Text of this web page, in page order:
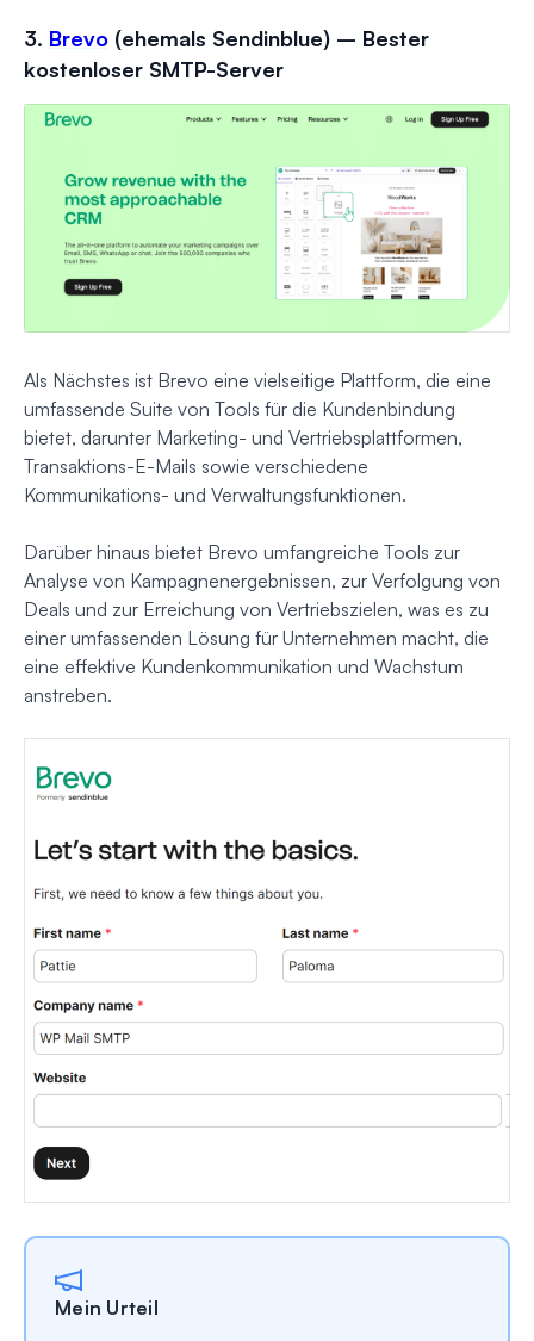
3. Brevo (ehemals Sendinblue) – Bester
kostenloser SMTP-Server
Als Nächstes ist Brevo eine vielseitige Plattform, die eine
umfassende Suite von Tools für die Kundenbindung
bietet, darunter Marketing- und Vertriebsplattformen,
Transaktions-E-Mails sowie verschiedene
Kommunikations- und Verwaltungsfunktionen.
Darüber hinaus bietet Brevo umfangreiche Tools zur
Analyse von Kampagnenergebnissen, zur Verfolgung von
Deals und zur Erreichung von Vertriebszielen, was es zu
einer umfassenden Lösung für Unternehmen macht, die
eine effektive Kundenkommunikation und Wachstum
anstreben.
Mein Urteil